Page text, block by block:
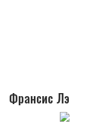
Франсис Лэ